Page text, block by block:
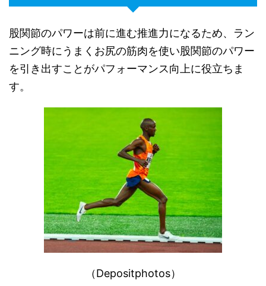
股関節のパワーは前に進む推進力になるため、ラン
ニング時にうまくお尻の筋肉を使い股関節のパワー
を引き出すことがパフォーマンス向上に役立ちま
す。
（Depositphotos）